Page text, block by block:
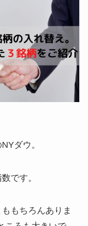
ダウ。
です。
もちろんありま